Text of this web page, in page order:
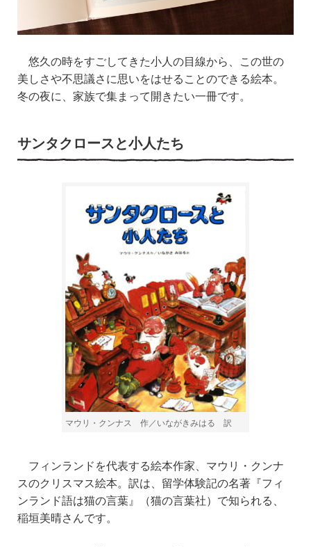
悠久の時をすごしてきた小人の目線から、この世の
美しさや不思議さに思いをはせることのでき る絵本。
冬の夜に、家族で集まって開きたい一冊です。
サンタクロースと小人たち
マウリ・クンナス 作／いながきみはる 訳
フィンランドを代表する絵本作家、マウリ・クンナ
スのクリスマス絵本。訳は、留学体験記の名著『フィ
ンランド語は猫の言葉』（猫の言葉社）で知られる、
稲垣美晴さんです。